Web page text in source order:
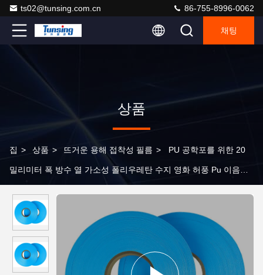
ts02@tunsing.com.cn 86-755-8996-0062
채팅
상품
집 > 상품 > 뜨거운 용해 접착성 필름 > PU 공학포를 위한 20
밀리미터 폭 방수 열 가소성 폴리우레탄 수지 영화 허풍 Pu 이음새